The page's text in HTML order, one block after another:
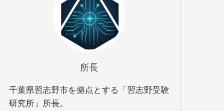
所長
千葉県習志野市を拠点とする「習志野受験
研究所」所長。